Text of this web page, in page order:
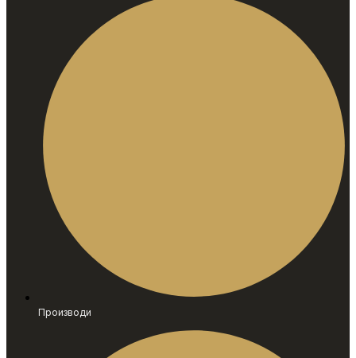
Производи